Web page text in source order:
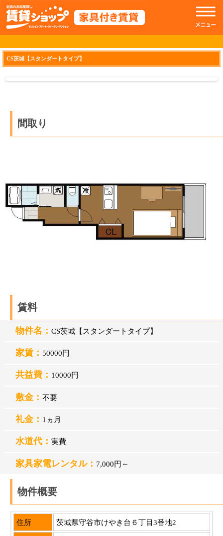
//トップのスライドショー
CS茨城【スタンダートタイプ】
間取り
賃料
物件名： CS茨城【スタンダートタイプ】
家賃： 50000円
共益費： 10000円
敷金： 不要
礼金： 1ヵ月
水道代： 実費
家具家電レンタル： 7,000円～
物件概要
住所 茨城県守谷市けやき台６丁目3番地2